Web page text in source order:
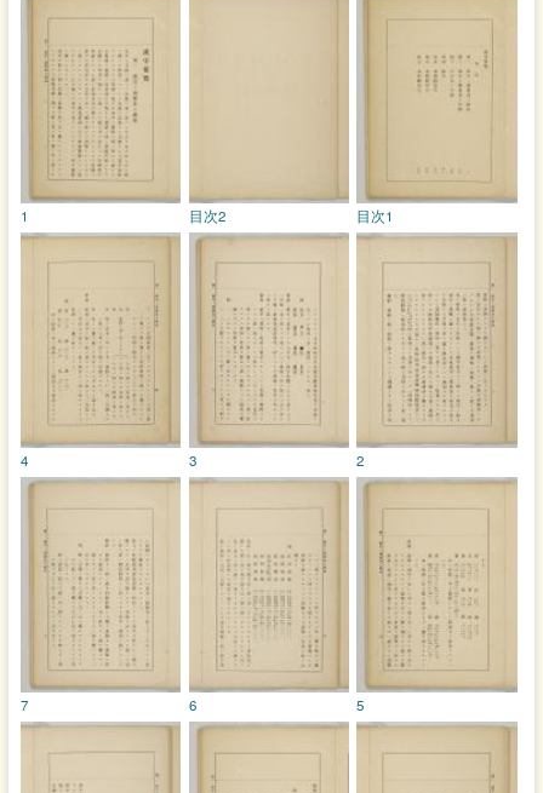
目次1
目次2
1
2
3
4
5
6
7